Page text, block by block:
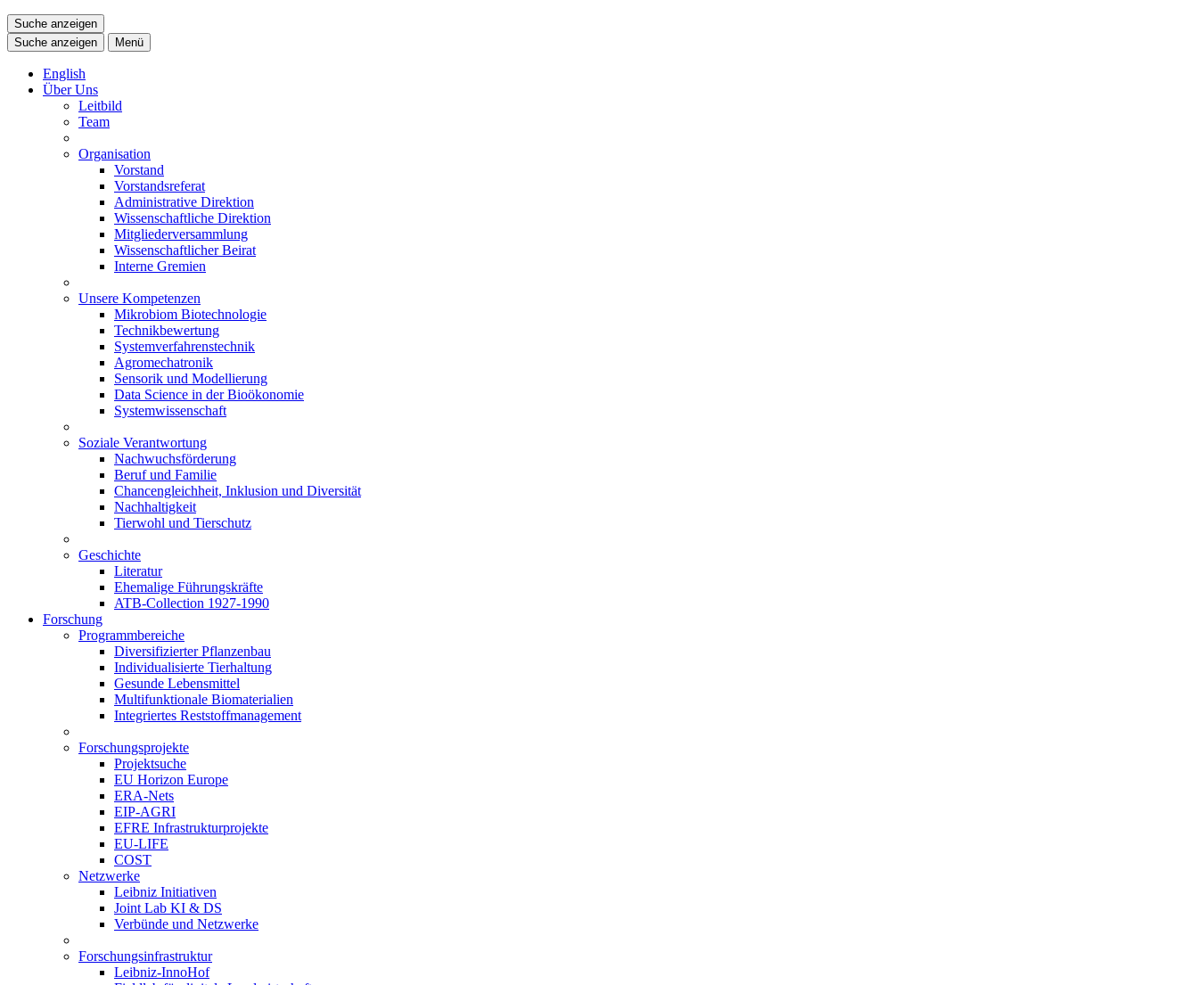
Suche anzeigen
Suche anzeigen
Menü
English
Über Uns
Leitbild
Team
Organisation
Vorstand
Vorstandsreferat
Administrative Direktion
Wissenschaftliche Direktion
Mitgliederversammlung
Wissenschaftlicher Beirat
Interne Gremien
Unsere Kompetenzen
Mikrobiom Biotechnologie
Technikbewertung
Systemverfahrenstechnik
Agromechatronik
Sensorik und Modellierung
Data Science in der Bioökonomie
Systemwissenschaft
Soziale Verantwortung
Nachwuchsförderung
Beruf und Familie
Chancengleichheit, Inklusion und Diversität
Nachhaltigkeit
Tierwohl und Tierschutz
Geschichte
Literatur
Ehemalige Führungskräfte
ATB-Collection 1927-1990
Forschung
Programmbereiche
Diversifizierter Pflanzenbau
Individualisierte Tierhaltung
Gesunde Lebensmittel
Multifunktionale Biomaterialien
Integriertes Reststoffmanagement
Forschungsprojekte
Projektsuche
EU Horizon Europe
ERA-Nets
EIP-AGRI
EFRE Infrastrukturprojekte
EU-LIFE
COST
Netzwerke
Leibniz Initiativen
Joint Lab KI & DS
Verbünde und Netzwerke
Forschungsinfrastruktur
Leibniz-InnoHof